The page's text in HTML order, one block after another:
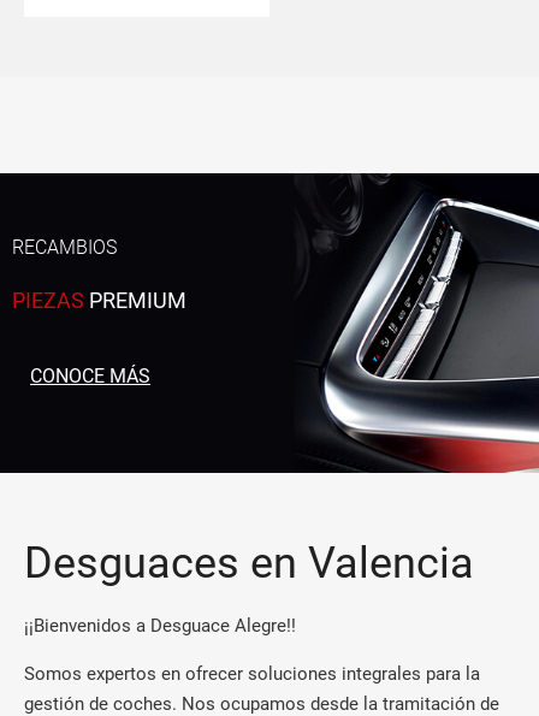
RECAMBIOS
PIEZAS PREMIUM
CONOCE MÁS
Desguaces en Valencia
¡¡Bienvenidos a Desguace Alegre!!
Somos expertos en ofrecer soluciones integrales para la
gestión de coches. Nos ocupamos desde la tramitación de